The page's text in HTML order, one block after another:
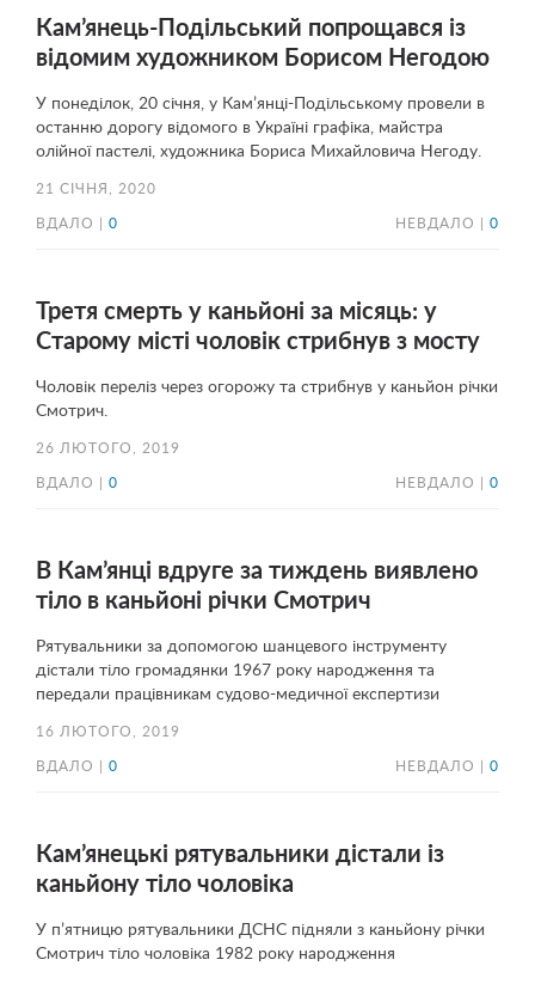
Кам’янець-Подільський попрощався із
відомим художником Борисом Негодою
У понеділок, 20 січня, у Кам’янці-Подільському провели в
останню дорогу відомого в Україні графіка, майстра
олійної пастелі, художника Бориса Михайловича Негоду.
21 СІЧНЯ, 2020
ВДАЛО | 0 НЕВДАЛО | 0
Третя смерть у каньйоні за місяць: у
Старому місті чоловік стрибнув з мосту
Чоловік переліз через огорожу та стрибнув у каньйон річки
Смотрич.
26 ЛЮТОГО, 2019
ВДАЛО | 0 НЕВДАЛО | 0
В Кам’янці вдруге за тиждень виявлено
тіло в каньйоні річки Смотрич
Рятувальники за допомогою шанцевого інструменту
дістали тіло громадянки 1967 року народження та
передали працівникам судово-медичної експертизи
16 ЛЮТОГО, 2019
ВДАЛО | 0 НЕВДАЛО | 0
Кам’янецькі рятувальники дістали із
каньйону тіло чоловіка
У п’ятницю рятувальники ДСНС підняли з каньйону річки
Смотрич тіло чоловіка 1982 року народження